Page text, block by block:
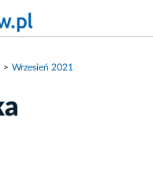
Wrzesień 2021